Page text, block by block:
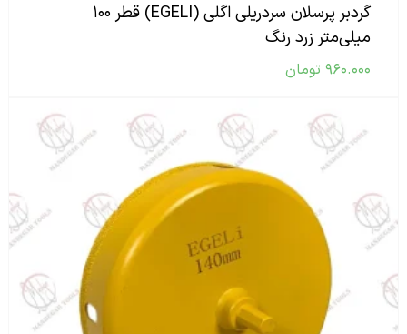
گردبر پرسلان سردریلی اگلی (EGELI) قطر ۱۰۰
میلی‌متر زرد رنگ
۹۶۰.۰۰۰ تومان